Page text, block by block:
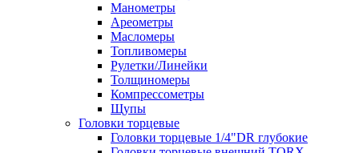
Манометры
Ареометры
Масломеры
Топливомеры
Рулетки/Линейки
Толщиномеры
Компрессометры
Щупы
Головки торцевые
Головки торцевые 1/4"DR глубокие